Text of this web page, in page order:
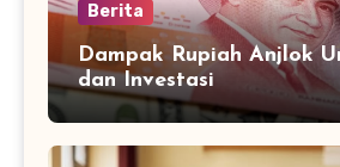
Berita
Dampak Rupiah Anjlok
dan Investasi